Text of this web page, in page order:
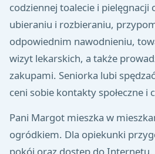
codziennej toalecie i pielęgnacji
ubieraniu i rozbieraniu,
odpowiednim nawodnieniu,
wizyt lekarskich, a także
zakupami. Seniorka lubi
ceni sobie kontakty społeczne i
Pani Margot mieszka w
ogródkiem. Dla opiekunki